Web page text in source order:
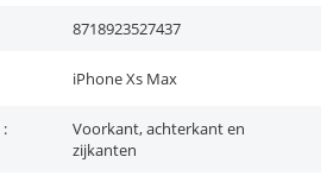
8718923527437
iPhone Xs Max
:
Voorkant, achterkant en
zijkanten